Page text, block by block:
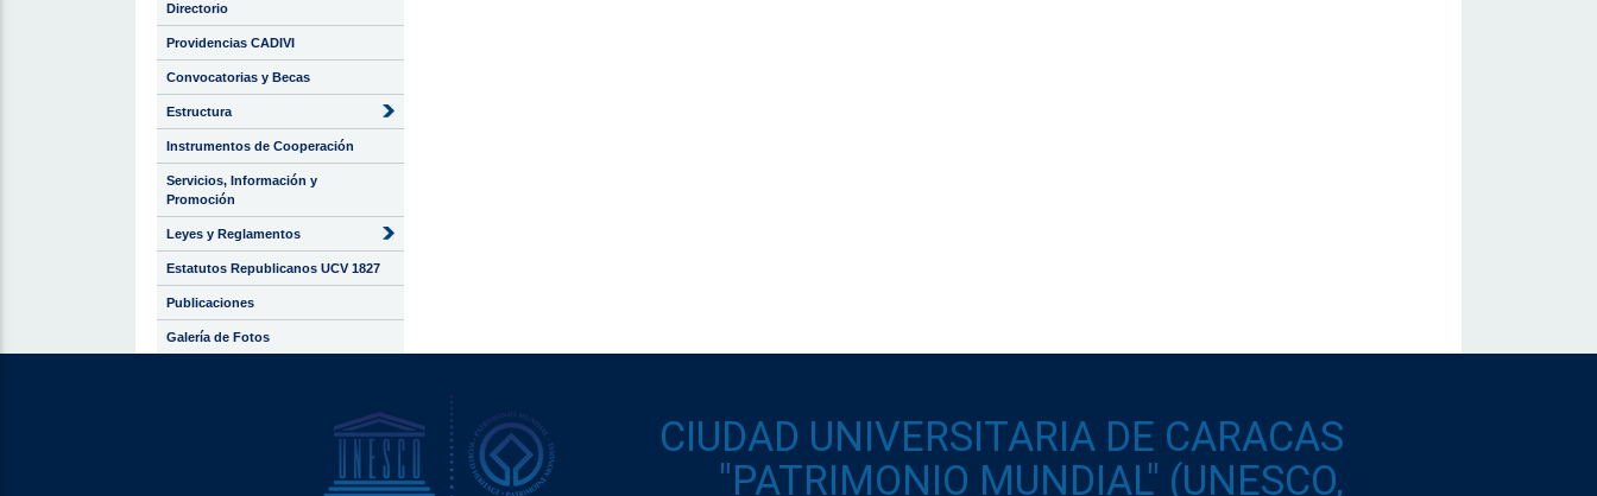
Directorio
Providencias CADIVI
Convocatorias y Becas
Estructura
Instrumentos de Cooperación
Servicios, Información y
Promoción
Leyes y Reglamentos
Estatutos Republicanos UCV 1827
Publicaciones
Galería de Fotos
CIUDAD UNIVERSITARIA DE CARACAS
"PATRIMONIO MUNDIAL" (UNESCO,